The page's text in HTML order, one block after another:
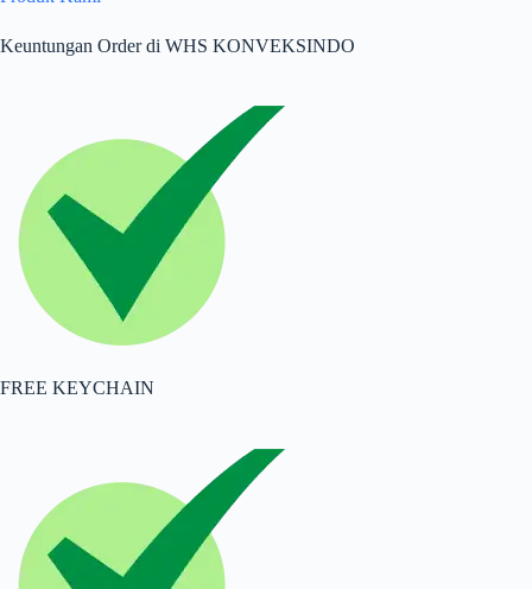
Keuntungan Order di WHS KONVEKSINDO
FREE KEYCHAIN